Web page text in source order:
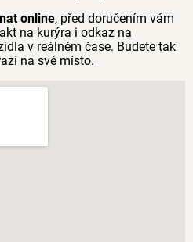
online, před doručením vám
na kurýra i odkaz na
v reálném čase. Budete tak
na své místo.